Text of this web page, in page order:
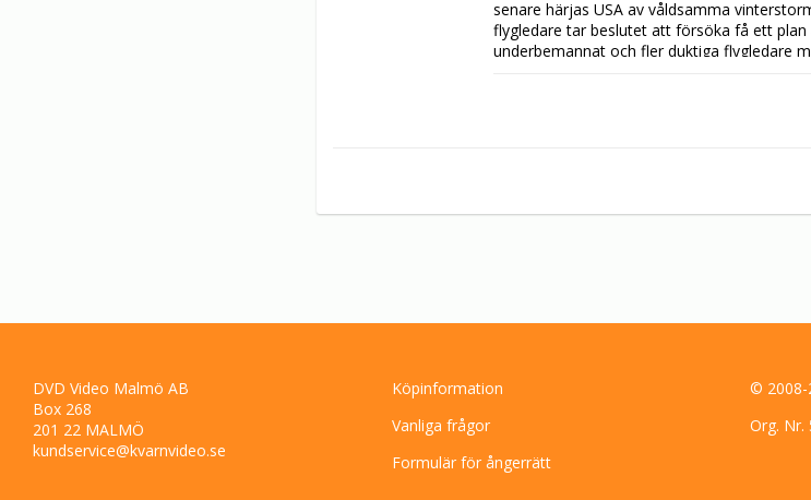
senare härjas USA av våldsamma
flygledare tar beslutet att försöka få ett
underbemannat och fler duktiga flygledare
DVD Video Malmö AB
Box 268
201 22 MALMÖ
kundservice@kvarnvideo.se
Köpinformation
Vanliga frågor
Formulär för ångerrätt
© 2008-
Org. Nr.